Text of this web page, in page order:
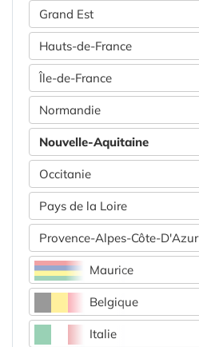
Grand Est
Hauts-de-France
Île-de-France
Normandie
Nouvelle-Aquitaine
Occitanie
Pays de la Loire
Provence-Alpes-Côte-D'Azur
Maurice
Belgique
Italie